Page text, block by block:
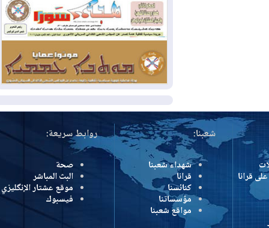
2026-08-02
مشروع "حسابي" يُمهل
الموظفين حتى نهاية أغسطس لاستلام
بطاقاتهم المصرفية
2026-08-02دمشق وعمّان تحذران بغداد:
أي هجوم من أراضي العراق سيواجه برد
المزيد
شعبنا:
شهداء شعبنا
قرانا
كنائسنا
مؤسساتنا
مواقع شعبنا
روابط سريعة:
صحة
البث المباشر
موقع عشتار الإنگليزي
فيسبوك